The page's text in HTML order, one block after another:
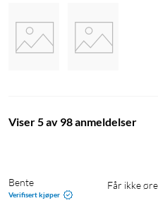
Viser 5 av 98 anmeldelser
Bente
Verifisert kjøper
Får ikke